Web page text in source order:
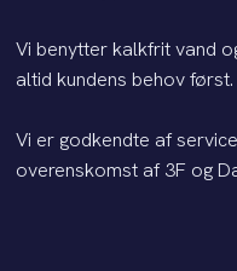
​Vi benytter kalkfrit vand
altid kundens behov først.
Vi er godkendte af
overenskomst af 3F og